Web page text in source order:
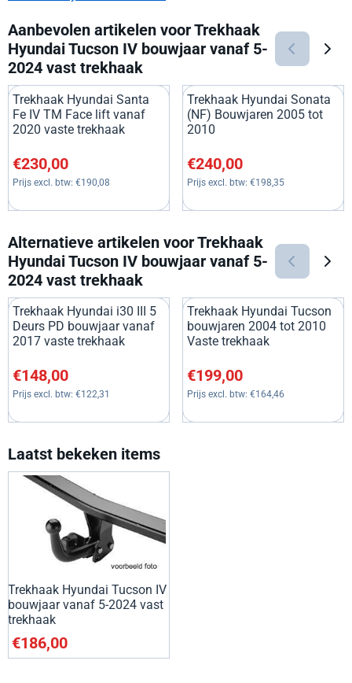
Aanbevolen artikelen voorTrekhaak
Hyundai Tucson IV bouwjaar vanaf 5-
2024 vast trekhaak
Trekhaak Hyundai Santa
Fe IV TM Face lift vanaf
2020 vaste trekhaak
Prijs: 230,00, exclusief btw: 190,08
€230,00
Prijs excl. btw: €190,08
Trekhaak Hyundai Sonata
(NF) Bouwjaren 2005 tot
2010
Prijs: 240,00, exclusief btw:
€240,00
Prijs excl. btw: €198,35
Alternatieve artikelen voorTrekhaak
Hyundai Tucson IV bouwjaar vanaf 5-
2024 vast trekhaak
Trekhaak Hyundai i30 III 5
Deurs PD bouwjaar vanaf
2017 vaste trekhaak
Prijs: 148,00, exclusief btw: 122,31
€148,00
Prijs excl. btw: €122,31
Trekhaak Hyundai Tucson
bouwjaren 2004 tot 2010
Vaste trekhaak
Prijs: 199,00, exclusief btw:
€199,00
Prijs excl. btw: €164,46
Laatst bekeken items
Trekhaak Hyundai Tucson IV
bouwjaar vanaf 5-2024 vast
trekhaak
€186,00